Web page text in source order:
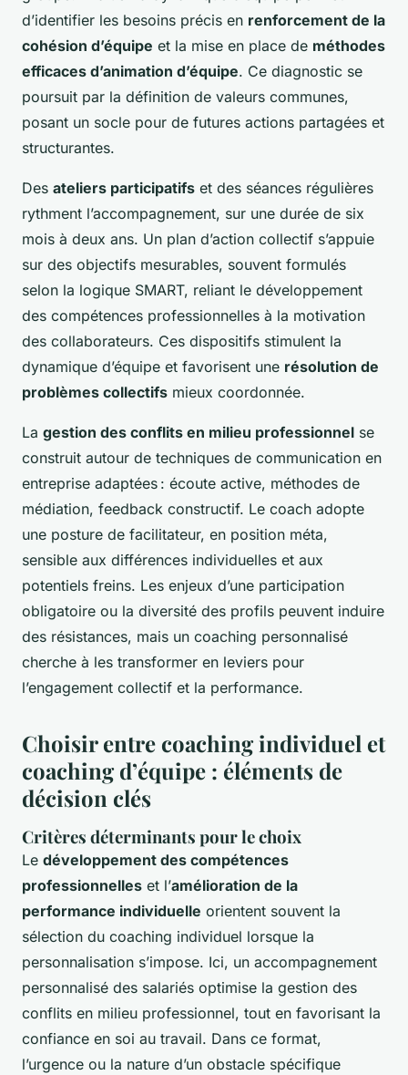
d’identifier les besoins précis en renforcement de la
cohésion d’équipe et la mise en place de méthodes
efficaces d’animation d’équipe. Ce diagnostic se
poursuit par la définition de valeurs communes,
posant un socle pour de futures actions partagées et
structurantes.
Des ateliers participatifs et des séances régulières
rythment l’accompagnement, sur une durée de six
mois à deux ans. Un plan d’action collectif s’appuie
sur des objectifs mesurables, souvent formulés
selon la logique SMART, reliant le développement
des compétences professionnelles à la motivation
des collaborateurs. Ces dispositifs stimulent la
dynamique d’équipe et favorisent une résolution de
problèmes collectifs mieux coordonnée.
La gestion des conflits en milieu professionnel se
construit autour de techniques de communication en
entreprise adaptées : écoute active, méthodes de
médiation, feedback constructif. Le coach adopte
une posture de facilitateur, en position méta,
sensible aux différences individuelles et aux
potentiels freins. Les enjeux d’une participation
obligatoire ou la diversité des profils peuvent induire
des résistances, mais un coaching personnalisé
cherche à les transformer en leviers pour
l’engagement collectif et la performance.
Choisir entre coaching individuel et
coaching d’équipe : éléments de
décision clés
Critères déterminants pour le choix
Le développement des compétences
professionnelles et l’amélioration de la
performance individuelle orientent souvent la
sélection du coaching individuel lorsque la
personnalisation s’impose. Ici, un accompagnement
personnalisé des salariés optimise la gestion des
conflits en milieu professionnel, tout en favorisant la
confiance en soi au travail. Dans ce format,
l’urgence ou la nature d’un obstacle spécifique